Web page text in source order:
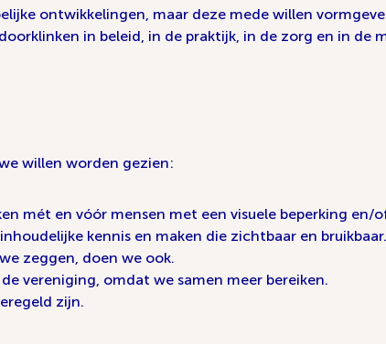
ontwikkelingen, maar deze mede willen
in beleid, in de praktijk, in de zorg en in de
willen worden gezien:
mét en vóór mensen met een visuele beperking en/
kennis en maken die zichtbaar en bruikbaar.
zeggen, doen we ook.
vereniging, omdat we samen meer bereiken.
zijn.